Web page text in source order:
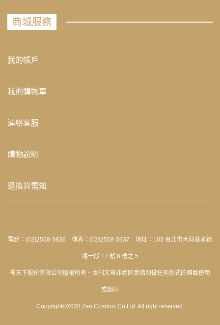
商城服務
我的帳戶
我的購物車
連絡客服
購物說明
退換貨需知
電話：(02)2558-3836 傳真：(02)2558-3937 地址：103 台北市大同區承德
路一段 17 號 8 樓之 5
禪天下股份有限公司版權所有‧本刊文章非經同意請勿做任何型式的轉載使用
或翻印
Copyright©2020 Zen Cosmos Co Ltd. All right reserved.